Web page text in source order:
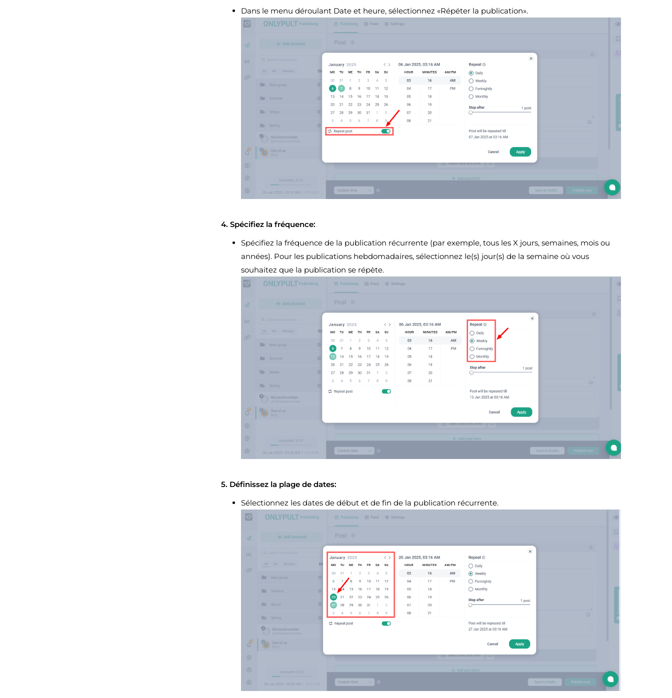
Dans le menu déroulant Date et heure, sélectionnez «Répéter la publication».
4. Spécifiez la fréquence:
Spécifiez la fréquence de la publication récurrente (par exemple, tous les X jours, semaines, mois ou
années). Pour les publications hebdomadaires, sélectionnez le(s) jour(s) de la semaine où vous
souhaitez que la publication se répète.
5. Définissez la plage de dates:
Sélectionnez les dates de début et de fin de la publication récurrente.